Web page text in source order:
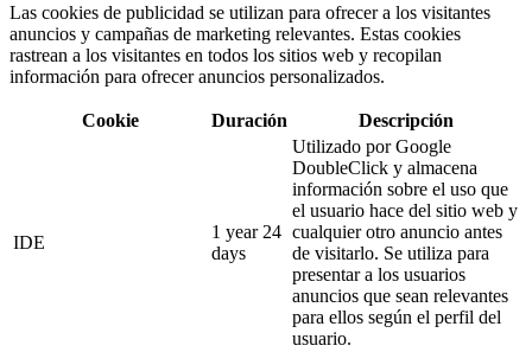
Las cookies de publicidad se utilizan para ofrecer a los visitantes
anuncios y campañas de marketing relevantes. Estas cookies
rastrean a los visitantes en todos los sitios web y recopilan
información para ofrecer anuncios personalizados.
Cookie Duración Descripción
IDE
1 year 24
days
Utilizado por Google
DoubleClick y almacena
información sobre el uso que
el usuario hace del sitio web y
cualquier otro anuncio antes
de visitarlo. Se utiliza para
presentar a los usuarios
anuncios que sean relevantes
para ellos según el perfil del
usuario.